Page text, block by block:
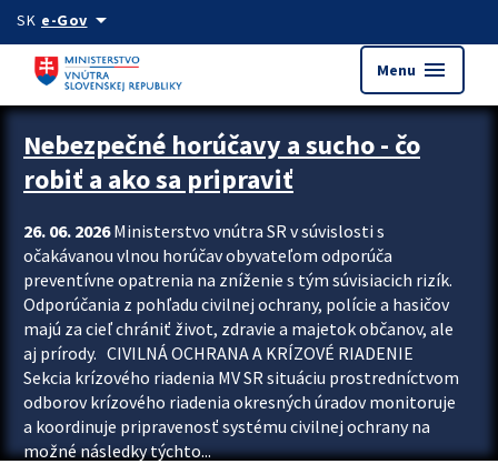
Preskocit na hlavný obsah
SK e-Govarrow_drop_down
Menu menu
Zastavit automatický posun upútavok
Nebezpečné horúčavy a sucho - čo
robiť a ako sa pripraviť
26. 06. 2026Ministerstvo vnútra SR v súvislosti s
očakávanou vlnou horúčav obyvateľom odporúča
preventívne opatrenia na zníženie s tým súvisiacich rizík.
Odporúčania z pohľadu civilnej ochrany, polície a hasičov
majú za cieľ chrániť život, zdravie a majetok občanov, ale
aj prírody. CIVILNÁ OCHRANA A KRÍZOVÉ RIADENIE
Sekcia krízového riadenia MV SR situáciu prostredníctvom
odborov krízového riadenia okresných úradov monitoruje
a koordinuje pripravenosť systému civilnej ochrany na
možné následky týchto...